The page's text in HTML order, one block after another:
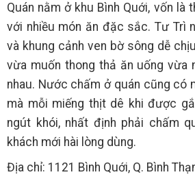
Quán nằm ở khu Bình Quới, vốn là
với nhiều món ăn đặc sắc. Tư Trì
và khung cảnh ven bờ sông dễ
vừa muốn thong thả ăn uống vừa
nhau. Nước chấm ở quán cũng có
mà mỗi miếng thịt dê khi được
ngút khói, nhất định phải chấm
khách mới hài lòng dùng.
Địa chỉ: 1121 Bình Quới, Q. Bình